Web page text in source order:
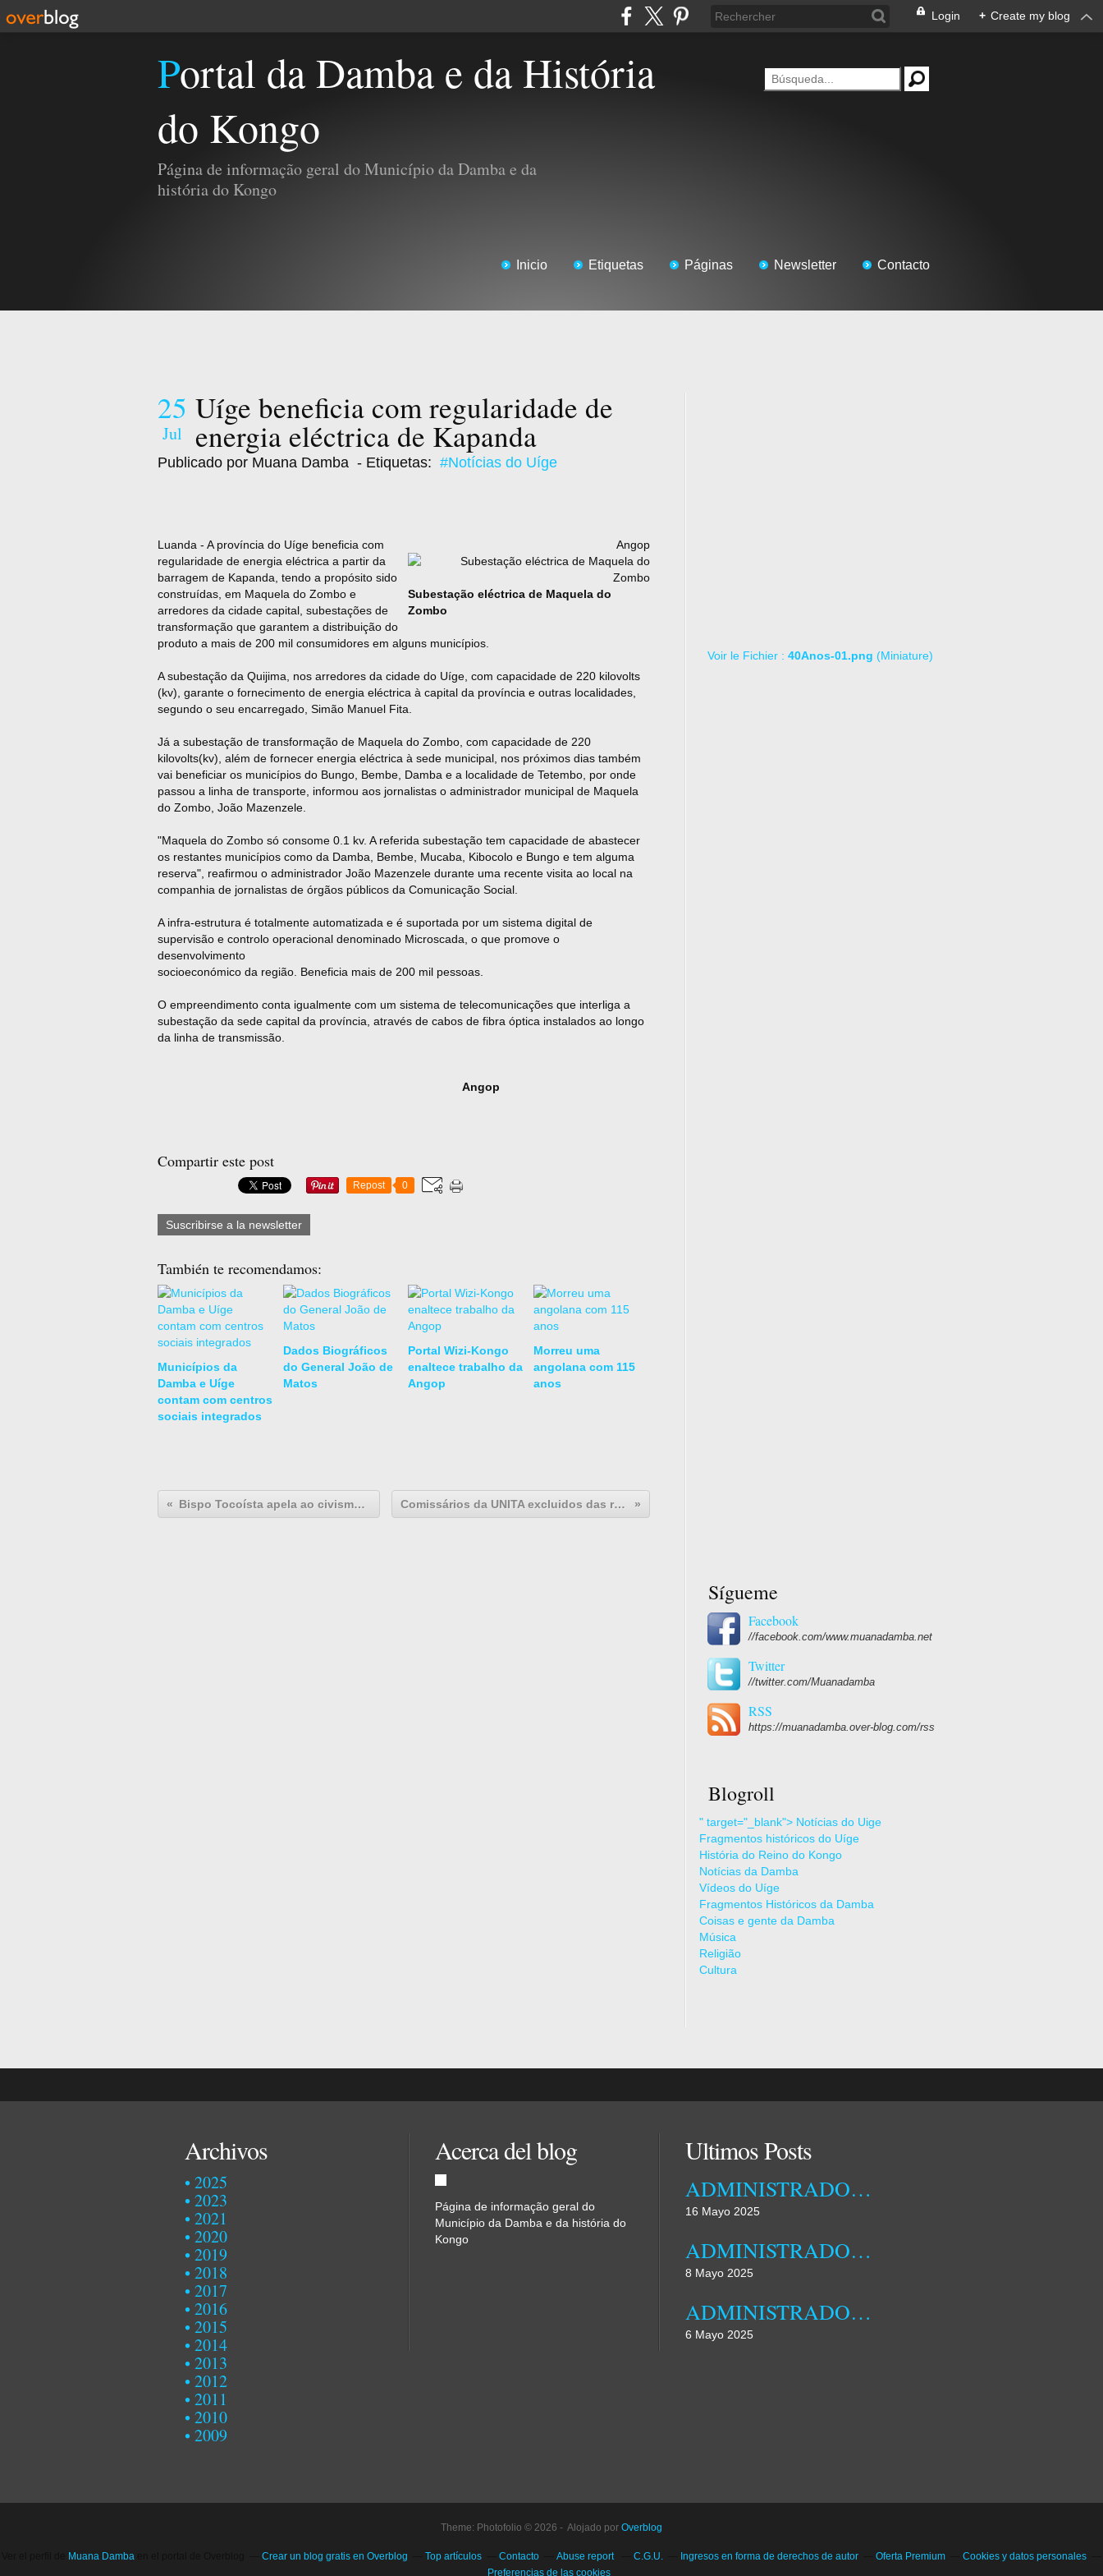
Login + Create my blog
Portal da Damba e da História
do Kongo
Página de informação geral do Município da Damba e da
história do Kongo
Inicio Etiquetas Páginas Newsletter Contacto
25
Jul
Uíge beneficia com regularidade de
energia eléctrica de Kapanda
Publicado por Muana Damba - Etiquetas: #Notícias do Uíge
Angop
Subestação eléctrica de Maquela do
Zombo
Luanda - A província do Uíge beneficia com
regularidade de energia eléctrica a partir da
barragem de Kapanda, tendo a propósito sido
construídas, em Maquela do Zombo e
arredores da cidade capital, subestações de
transformação que garantem a distribuição do
produto a mais de 200 mil consumidores em alguns municípios.
A subestação da Quijima, nos arredores da cidade do Uíge, com capacidade de 220 kilovolts
(kv), garante o fornecimento de energia eléctrica à capital da província e outras localidades,
segundo o seu encarregado, Simão Manuel Fita.
Já a subestação de transformação de Maquela do Zombo, com capacidade de 220
kilovolts(kv), além de fornecer energia eléctrica à sede municipal, nos próximos dias também
vai beneficiar os municípios do Bungo, Bembe, Damba e a localidade de Tetembo, por onde
passou a linha de transporte, informou aos jornalistas o administrador municipal de Maquela
do Zombo, João Mazenzele.
"Maquela do Zombo só consome 0.1 kv. A referida subestação tem capacidade de abastecer
os restantes municípios como da Damba, Bembe, Mucaba, Kibocolo e Bungo e tem alguma
reserva", reafirmou o administrador João Mazenzele durante uma recente visita ao local na
companhia de jornalistas de órgãos públicos da Comunicação Social.
A infra-estrutura é totalmente automatizada e é suportada por um sistema digital de
supervisão e controlo operacional denominado Microscada, o que promove o
desenvolvimento
socioeconómico da região. Beneficia mais de 200 mil pessoas.
O empreendimento conta igualmente com um sistema de telecomunicações que interliga a
subestação da sede capital da província, através de cabos de fibra óptica instalados ao longo
da linha de transmissão.
Angop
Compartir este post
Repost 0
Suscribirse a la newsletter
También te recomendamos:
Municípios da
Damba e Uíge
contam com centros
sociais integrados
Dados Biográficos
do General João de
Matos
Portal Wizi-Kongo
enaltece trabalho da
Angop
Morreu uma
angolana com 115
anos
Bispo Tocoísta apela ao civismo durante as eleições Comissários da UNITA excluidos das reuniões da CNE no Uíge
Voir le Fichier : 40Anos-01.png (Miniature)
Sígueme
Facebook
//facebook.com/www.muanadamba.net
Twitter
//twitter.com/Muanadamba
RSS
https://muanadamba.over-blog.com/rss
Blogroll
" target="_blank"> Notícias do Uige
Fragmentos históricos do Uíge
História do Reino do Kongo
Notícias da Damba
Vídeos do Uíge
Fragmentos Históricos da Damba
Coisas e gente da Damba
Música
Religião
Cultura
Archivos
2025
2023
2021
2020
2019
2018
2017
2016
2015
2014
2013
2012
2011
2010
2009
Acerca del blog
Página de informação geral do
Município da Damba e da história do
Kongo
Ultimos Posts
ADMINISTRADORA MUNICIPAL DA DAMBA RECEBEU ONTEM TÉCNICOS DA EMPRESA OSSIYETO
16 Mayo 2025
ADMINISTRADORA MUNICIPAL DA DAMBA REALIZOU HOJE JORNADA DE CAMPO
8 Mayo 2025
ADMINISTRADORA MUNICIPAL DA DAMBA DESTACA FAMÍLIA COMO NÚCLEO FUNDAMENTAL DA SOCIEDADE
6 Mayo 2025
Theme: Photofolio © 2026 - Alojado por Overblog
Muana Damba Crear un blog gratis en Overblog Top artículos Contacto Abuse report C.G.U. Ingresos en forma de derechos de autor Oferta Premium
Cookies y datos personales
Preferencias de las cookies